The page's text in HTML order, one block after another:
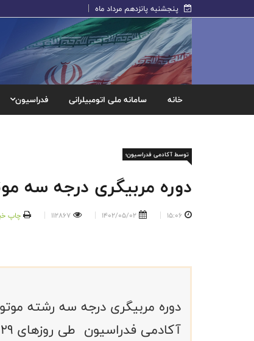
پنجشنبه پانزدهم مرداد ماه
خانه سامانه ملی اتومبیلرانی فدراسیون
توسط آکادمی فدراسیون؛
دوره مربیگری درجه سه
15:06
1402/05/02
112867 چاپ
دوره مربیگری درجه سه رشته